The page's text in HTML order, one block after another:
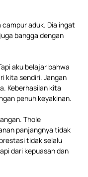
aduk. Dia ingat
bangga dengan
aku belajar bahwa
kita sendiri. Jangan
Keberhasilan kita
penuh keyakinan.
Thole
panjangnya tidak
tidak selalu
dari kepuasan dan